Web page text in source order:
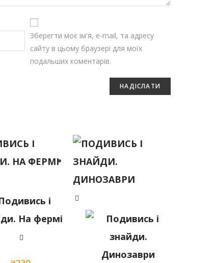
Зберегти моє ім'я, e-mail, та адресу
сайту в цьому браузері для моїх
подальших коментарів.